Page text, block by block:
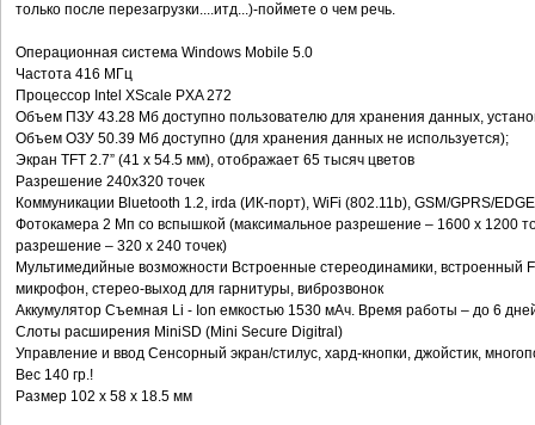
только после перезагрузки....итд...)-поймете о чем речь.
Операционная система Windows Mobile 5.0
Частота 416 МГц
Процессор Intel XScale PXA 272
Объем ПЗУ 43.28 Мб доступно пользователю для хранения данных,
Объем ОЗУ 50.39 Мб доступно (для хранения данных не используется);
Экран TFT 2.7” (41 x 54.5 мм), отображает 65 тысяч цветов
Разрешение 240х320 точек
Коммуникации Bluetooth 1.2, irda (ИК-порт), WiFi (802.11b), GSM/GPRS/EDGE
Фотокамера 2 Мп со вспышкой (максимальное разрешение – 1600 x 1200
разрешение – 320 x 240 точек)
Мультимедийные возможности Встроенные стереодинамики, встроенный
микрофон, стерео-выход для гарнитуры, виброзвонок
Аккумулятор Съемная Li - Ion емкостью 1530 мАч. Время работы – до 6
Слоты расширения MiniSD (Mini Secure Digitral)
Управление и ввод Сенсорный экран/стилус, хард-кнопки, джойстик,
Вес 140 гр.!
Размер 102 x 58 x 18.5 мм